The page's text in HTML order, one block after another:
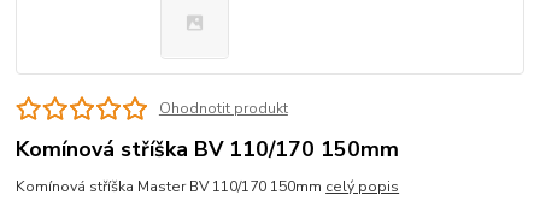
Ohodnotit produkt
Komínová stříška BV 110/170 150mm
Komínová stříška Master BV 110/170 150mm celý popis